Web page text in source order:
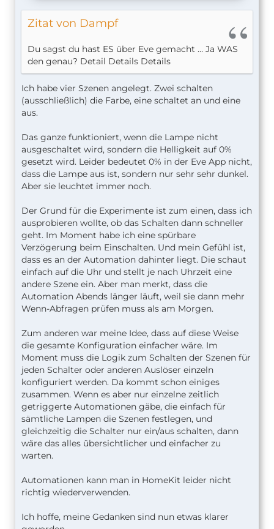
Zitat von Dampf
Du sagst du hast ES über Eve gemacht … Ja WAS
den genau? Detail Details Details
Ich habe vier Szenen angelegt. Zwei schalten
(ausschließlich) die Farbe, eine schaltet an und eine
aus.
Das ganze funktioniert, wenn die Lampe nicht
ausgeschaltet wird, sondern die Helligkeit auf 0%
gesetzt wird. Leider bedeutet 0% in der Eve App nicht,
dass die Lampe aus ist, sondern nur sehr sehr dunkel.
Aber sie leuchtet immer noch.
Der Grund für die Experimente ist zum einen, dass ich
ausprobieren wollte, ob das Schalten dann schneller
geht. Im Moment habe ich eine spürbare
Verzögerung beim Einschalten. Und mein Gefühl ist,
dass es an der Automation dahinter liegt. Die schaut
einfach auf die Uhr und stellt je nach Uhrzeit eine
andere Szene ein. Aber man merkt, dass die
Automation Abends länger läuft, weil sie dann mehr
Wenn-Abfragen prüfen muss als am Morgen.
Zum anderen war meine Idee, dass auf diese Weise
die gesamte Konfiguration einfacher wäre. Im
Moment muss die Logik zum Schalten der Szenen für
jeden Schalter oder anderen Auslöser einzeln
konfiguriert werden. Da kommt schon einiges
zusammen. Wenn es aber nur einzelne zeitlich
getriggerte Automationen gäbe, die einfach für
sämtliche Lampen die Szenen festlegen, und
gleichzeitig die Schalter nur ein/aus schalten, dann
wäre das alles übersichtlicher und einfacher zu
warten.
Automationen kann man in HomeKit leider nicht
richtig wiederverwenden.
Ich hoffe, meine Gedanken sind nun etwas klarer